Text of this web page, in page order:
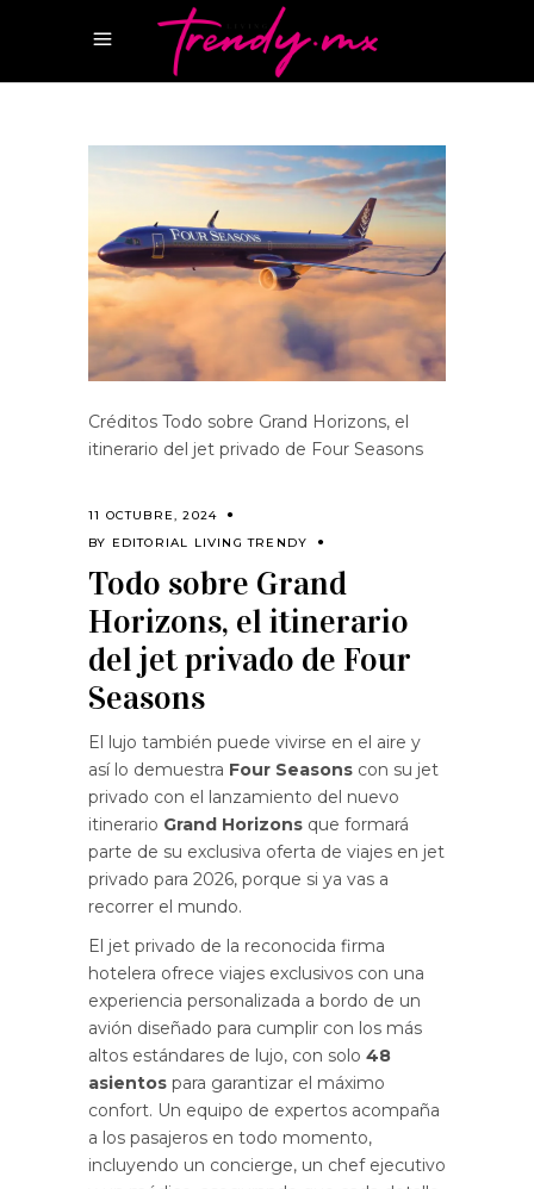
Créditos Todo sobre Grand Horizons, el
itinerario del jet privado de Four Seasons
11 OCTUBRE, 2024
BY EDITORIAL LIVING TRENDY
Todo sobre Grand
Horizons, el itinerario
del jet privado de Four
Seasons
El lujo también puede vivirse en el aire y
así lo demuestra Four Seasons con su jet
privado con el lanzamiento del nuevo
itinerario Grand Horizons que formará
parte de su exclusiva oferta de viajes en jet
privado para 2026, porque si ya vas a
recorrer el mundo.
El jet privado de la reconocida firma
hotelera ofrece viajes exclusivos con una
experiencia personalizada a bordo de un
avión diseñado para cumplir con los más
altos estándares de lujo, con solo 48
asientos para garantizar el máximo
confort. Un equipo de expertos acompaña
a los pasajeros en todo momento,
incluyendo un concierge, un chef ejecutivo